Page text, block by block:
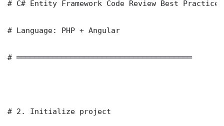
# C# Entity Framework Code Review Best
# Language: PHP + Angular
# ═══════════════════════════════════════
# 2. Initialize project